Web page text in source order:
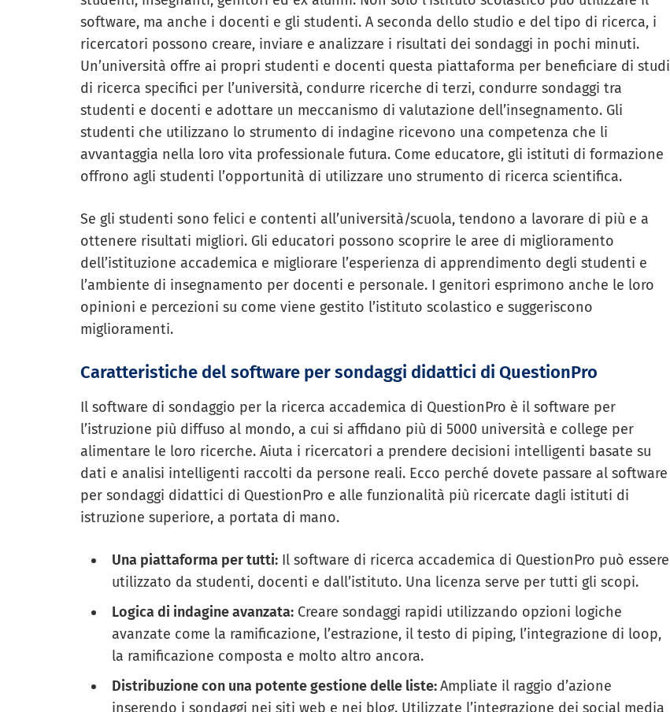
software, ma anche i docenti e gli studenti. A seconda dello studio e del tipo di ricerca, i
ricercatori possono creare, inviare e analizzare i risultati dei sondaggi in pochi minuti.
Un’università offre ai propri studenti e docenti questa piattaforma per beneficiare di studi
di ricerca specifici per l’università, condurre ricerche di terzi, condurre sondaggi tra
studenti e docenti e adottare un meccanismo di valutazione dell’insegnamento. Gli
studenti che utilizzano lo strumento di indagine ricevono una competenza che li
avvantaggia nella loro vita professionale futura. Come educatore, gli istituti di formazione
offrono agli studenti l’opportunità di utilizzare uno strumento di ricerca scientifica.
Se gli studenti sono felici e contenti all’università/scuola, tendono a lavorare di più e a
ottenere risultati migliori. Gli educatori possono scoprire le aree di miglioramento
dell’istituzione accademica e migliorare l’esperienza di apprendimento degli studenti e
l’ambiente di insegnamento per docenti e personale. I genitori esprimono anche le loro
opinioni e percezioni su come viene gestito l’istituto scolastico e suggeriscono
miglioramenti.
Caratteristiche del software per sondaggi didattici di QuestionPro
Il software di sondaggio per la ricerca accademica di QuestionPro è il software per
l’istruzione più diffuso al mondo, a cui si affidano più di 5000 università e college per
alimentare le loro ricerche. Aiuta i ricercatori a prendere decisioni intelligenti basate su
dati e analisi intelligenti raccolti da persone reali. Ecco perché dovete passare al software
per sondaggi didattici di QuestionPro e alle funzionalità più ricercate dagli istituti di
istruzione superiore, a portata di mano.
Una piattaforma per tutti: Il software di ricerca accademica di QuestionPro può essere
utilizzato da studenti, docenti e dall’istituto. Una licenza serve per tutti gli scopi.
Logica di indagine avanzata: Creare sondaggi rapidi utilizzando opzioni logiche
avanzate come la ramificazione, l’estrazione, il testo di piping, l’integrazione di loop,
la ramificazione composta e molto altro ancora.
Distribuzione con una potente gestione delle liste:Ampliate il raggio d’azione
inserendo i sondaggi nei siti web e nei blog. Utilizzate l’integrazione dei social media